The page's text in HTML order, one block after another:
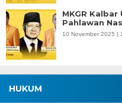
MKGR
Pahlawan
10 November 2025 |
HUKUM